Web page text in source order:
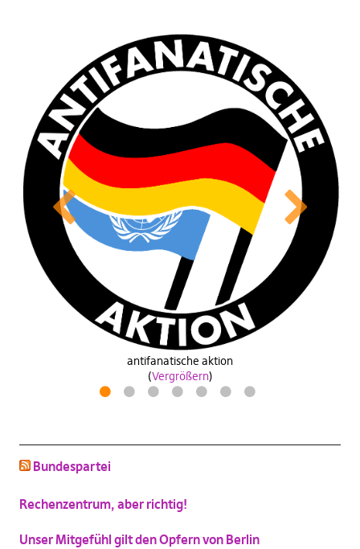
Previous
antifanatische aktion
(Vergrößern)
zeitpiratzuwerden
(Vergrößern)
industrie40wasa
(Vergrößern)
Wähle
(Vergrößern)
Drosselkom
(Vergrößern
(Vergrößern
Next
1 2 3 4 5 6 7
Bundespartei
Rechenzentrum, aber richtig!
Unser Mitgefühl gilt den Opfern von Berlin